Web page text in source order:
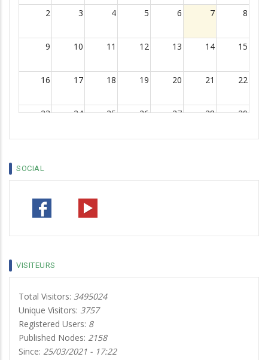
2 3 4 5 6 7 8
9 10 11 12 13 14 15
16 17 18 19 20 21 22
23 24 25 26 27 28 29
SOCIAL
VISITEURS
Total Visitors: 3495024
Unique Visitors: 3757
Registered Users: 8
Published Nodes: 2158
Since: 25/03/2021 - 17:22